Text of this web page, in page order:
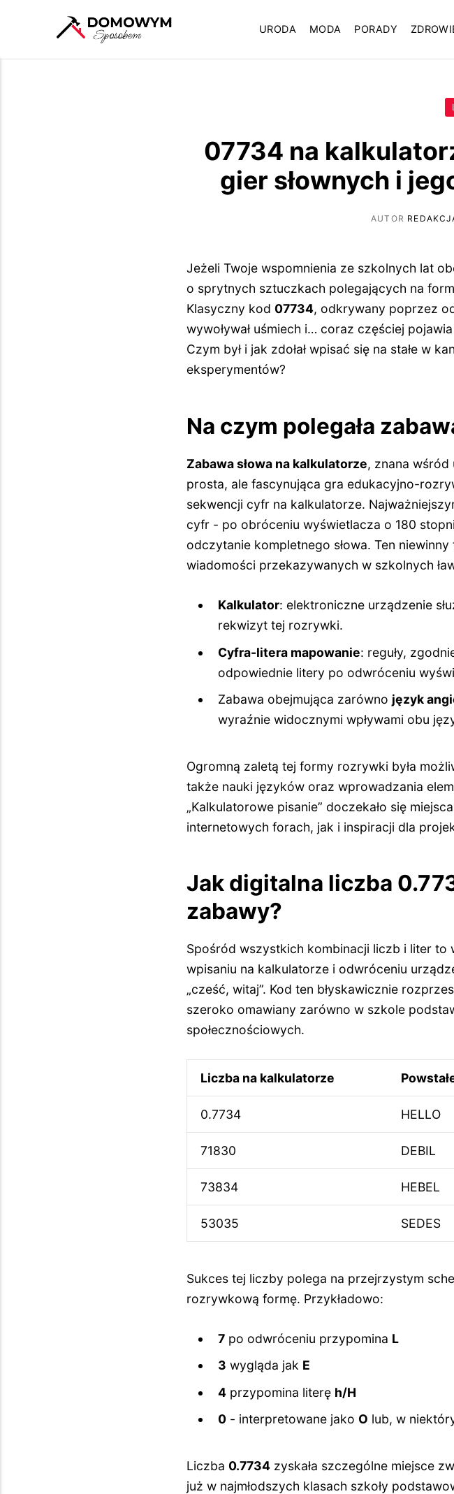
URODA MODA PORADY
07734 na
gier słownych i
AUTOR
Jeżeli Twoje wspomnienia ze szkolnych lat
o sprytnych sztuczkach polegających na
Klasyczny kod 07734, odkrywany poprzez
wywoływał uśmiech i… coraz częściej
Czym był i jak zdołał wpisać się na stałe w
eksperymentów?
Na czym polegała
Zabawa słowa na kalkulatorze, znana wśród
prosta, ale fascynująca gra edukacyjno-
sekwencji cyfr na kalkulatorze.
cyfr - po obróceniu wyświetlacza o 180
odczytanie kompletnego słowa. Ten
wiadomości przekazywanych w szkolnych
Kalkulator: elektroniczne urządzenie
rekwizyt tej rozrywki.
Cyfra-litera mapowanie: reguły,
odpowiednie litery po odwróceniu
Zabawa obejmująca zarówno język
wyraźnie widocznymi wpływami obu
Ogromną zaletą tej formy rozrywki była
także nauki języków oraz wprowadzania
„Kalkulatorowe pisanie” doczekało się
internetowych forach, jak i inspiracji dla
Jak digitalna liczba
zabawy?
Spośród wszystkich kombinacji liczb i liter to
wpisaniu na kalkulatorze i odwróceniu
„cześć, witaj”. Kod ten błyskawicznie
szeroko omawiany zarówno w szkole
społecznościowych.
Liczba na kalkulatorze
0.7734 HELLO
71830 DEBIL
73834 HEBEL
53035 SEDES
Sukces tej liczby polega na przejrzystym
rozrywkową formę. Przykładowo:
7po odwróceniu przypomina L
3 wygląda jak E
4przypomina literę h/H
0- interpretowane jako O lub, w
Liczba 0.7734 zyskała szczególne miejsce
już w najmłodszych klasach szkoły